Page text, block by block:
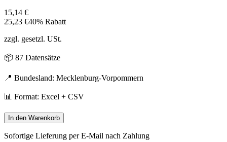
15,14 €
25,23 €40% Rabatt
zzgl. gesetzl. USt.
📦 87 Datensätze
📍 Bundesland: Mecklenburg-Vorpommern
📊 Format: Excel + CSV
In den Warenkorb
Sofortige Lieferung per E-Mail nach Zahlung